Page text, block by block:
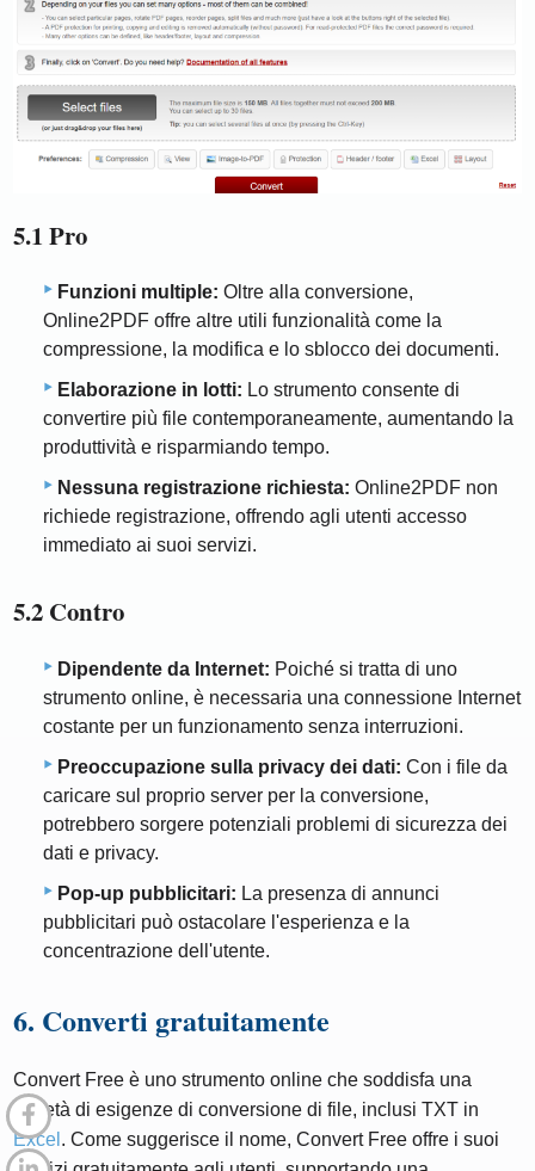
5.1 Pro
Funzioni multiple: Oltre alla conversione,
Online2PDF offre altre utili funzionalità come la
compressione, la modifica e lo sblocco dei documenti.
Elaborazione in lotti: Lo strumento consente di
convertire più file contemporaneamente, aumentando la
produttività e risparmiando tempo.
Nessuna registrazione richiesta: Online2PDF non
richiede registrazione, offrendo agli utenti accesso
immediato ai suoi servizi.
5.2 Contro
Dipendente da Internet: Poiché si tratta di uno
strumento online, è necessaria una connessione Internet
costante per un funzionamento senza interruzioni.
Preoccupazione sulla privacy dei dati: Con i file da
caricare sul proprio server per la conversione,
potrebbero sorgere potenziali problemi di sicurezza dei
dati e privacy.
Pop-up pubblicitari: La presenza di annunci
pubblicitari può ostacolare l'esperienza e la
concentrazione dell'utente.
6. Converti gratuitamente
Convert Free è uno strumento online che soddisfa una
varietà di esigenze di conversione di file, inclusi TXT in
Excel . Come suggerisce il nome, Convert Free offre i suoi